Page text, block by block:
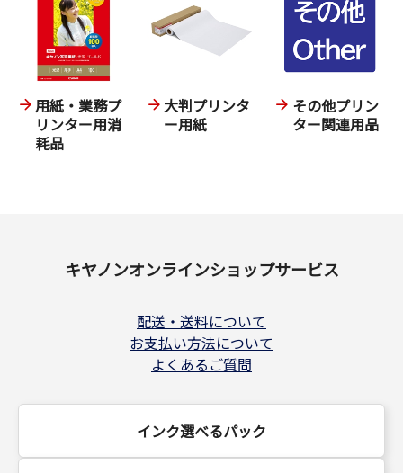
用紙・業務プ
リンター用消
耗品
大判プリンタ
ー用紙
その他プリン
ター関連用品
キヤノンオンラインショップサービス
配送・送料について
お支払い方法について
よくあるご質問
インク選べるパック